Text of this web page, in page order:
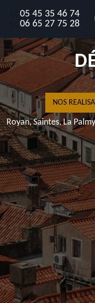
05 45 35 46 74
06 65 27 75 28